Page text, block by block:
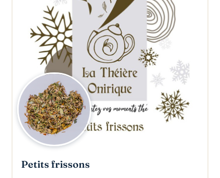
Petits frissons